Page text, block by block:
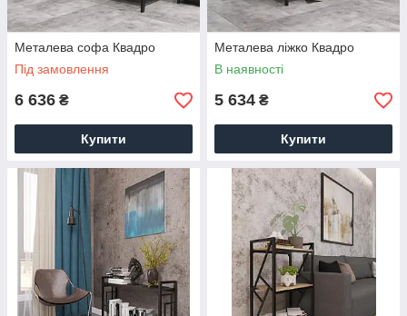
Металева софа Квадро
Під замовлення
6 636 ₴
Купити
Металева ліжко Квадро
В наявності
5 634 ₴
Купити